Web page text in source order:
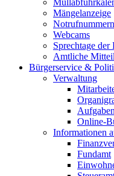
Mängelanzeige
Notrufnummern
Webcams
Sprechtage
Amtliche
Bürgerservice &
Verwaltung
Aufgaben
Online-
Informationen
Fundamt